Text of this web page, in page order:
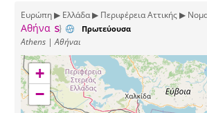
Ευρώπη ▶ Ελλάδα ▶ Περιφέρεια Αττικής ▶
Αθήνα Πρωτεύουσα
Athens | Αθήναι
+
−